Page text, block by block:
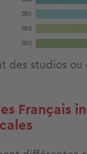
des studios ou
Français